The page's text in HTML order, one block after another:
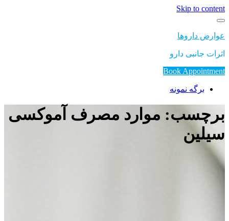
Skip to content
عوارض داروها
اثرات جانبی دارو
Book Appointment
برگه نمونه
برچسب: موارد مصرف آموکسی
سیلین